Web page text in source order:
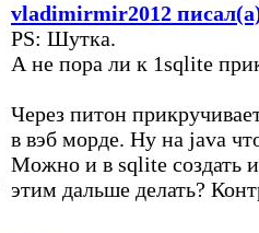
vladimirmir2012
PS: Шутка.
А не пора ли к 1sqlite
Через питон
в вэб морде. Ну на java
Можно и в sqlite создать и
этим дальше делать?